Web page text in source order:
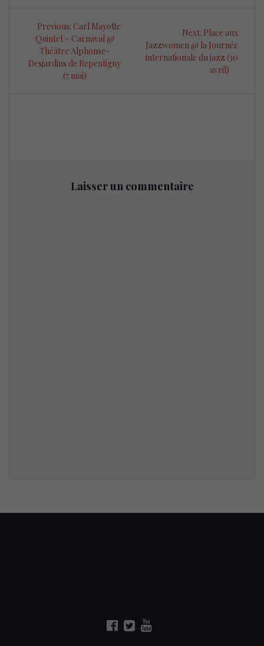
Navigation
l’article
Previous: Previous
post:
Carl Mayotte
Quintet – Carnaval @
Théâtre Alphonse-
Desjardins de Repentigny
(7 mai)
Next: Next
post:
Place aux
Jazzwomen @ la Journée
internationale du jazz (30
avril)
Laisser un commentaire